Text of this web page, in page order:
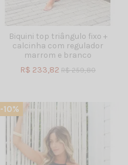
Biquini top triângulo fixo +
calcinha com regulador
marrom e branco
R$ 233,82 R$ 259,80
-10%